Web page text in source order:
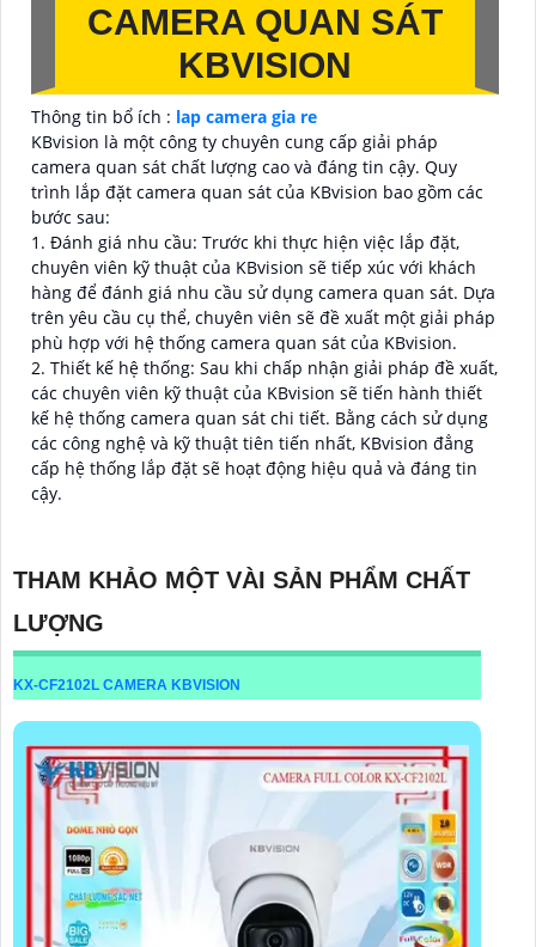
CAMERA QUAN SÁT
KBVISION
Thông tin bổ ích : lap camera gia re
KBvision là một công ty chuyên cung cấp giải pháp
camera quan sát chất lượng cao và đáng tin cậy. Quy
trình lắp đặt camera quan sát của KBvision bao gồm các
bước sau:
1. Đánh giá nhu cầu: Trước khi thực hiện việc lắp đặt,
chuyên viên kỹ thuật của KBvision sẽ tiếp xúc với khách
hàng để đánh giá nhu cầu sử dụng camera quan sát. Dựa
trên yêu cầu cụ thể, chuyên viên sẽ đề xuất một giải pháp
phù hợp với hệ thống camera quan sát của KBvision.
2. Thiết kế hệ thống: Sau khi chấp nhận giải pháp đề xuất,
các chuyên viên kỹ thuật của KBvision sẽ tiến hành thiết
kế hệ thống camera quan sát chi tiết. Bằng cách sử dụng
các công nghệ và kỹ thuật tiên tiến nhất, KBvision đẳng
cấp hệ thống lắp đặt sẽ hoạt động hiệu quả và đáng tin
cậy.
THAM KHẢO MỘT VÀI SẢN PHẨM CHẤT
LƯỢNG
KX-CF2102L CAMERA KBVISION